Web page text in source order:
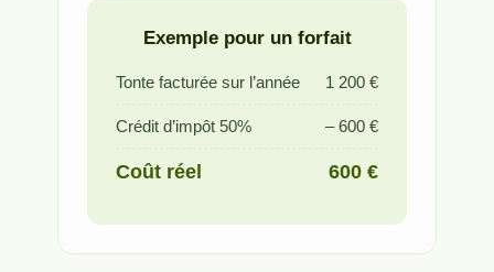
Exemple pour un forfait
Tonte facturée sur l’année 1 200 €
Crédit d’impôt 50% – 600 €
Coût réel 600 €